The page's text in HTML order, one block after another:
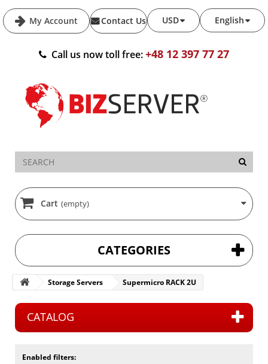
My Account English
USD
Contact Us
Call us now toll free:+48 12 397 77 27
Cart (empty)
CATEGORIES
Storage Servers Supermicro RACK 2U
CATALOG
Enabled filters: